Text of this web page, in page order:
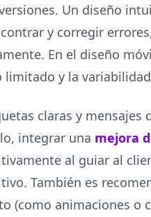
Un diseño
y corregir
En el diseño
limitado y la
claras y mensajes
integrar una mejora
al guiar al
También es
(como animaciones o